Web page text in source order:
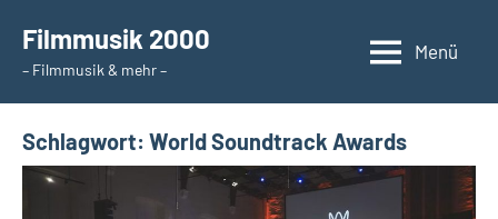
Inhalt
springen
Filmmusik 2000
– Filmmusik & mehr –
Menü
Schlagwort: World Soundtrack Awards